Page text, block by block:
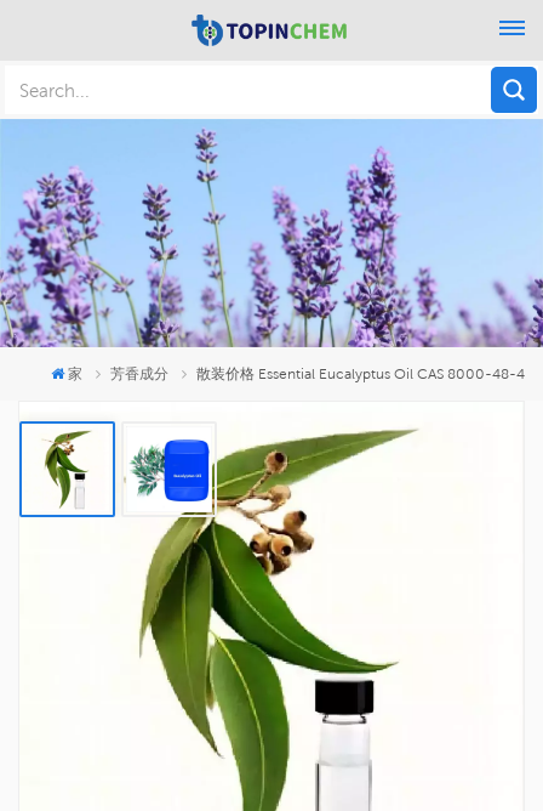
家 芳香成分 散装价格 Essential Eucalyptus Oil CAS 8000-48-4
散装价格 Essential Eucalyptus Oil CAS
8000-48-4
桉树油是从桉树叶中提取的蒸馏油的总称。
8000-48-4
25KG/DRUM
TOPINCHEM®